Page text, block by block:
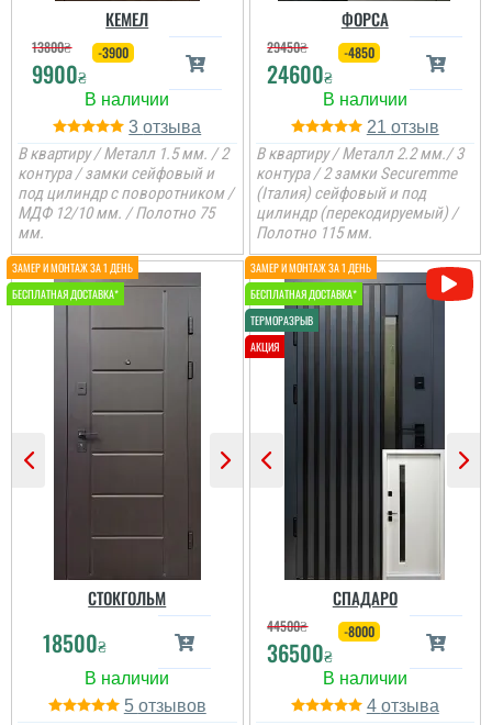
В магазині дуже великий
вибір і дуже
модель. Встановили
читати всі відгуки
Іван
Класний дизайн,надійне
дерев'яне покриття,
хороші замки і метал,
гарно утеплені, дякую за
допомогу у виборі
дверей, все дуже
КЕМЕЛ
13800₴
9900₴
-3900
3
В квартиру / Металл 1.5 мм. / 2
контура / замки сейфовый и
под цилиндр с поворотником /
МДФ 12/10 мм. / Полотно 75
мм.
ФОРСА
29450₴
24600₴
-4850
21
В квартиру / Металл 2.2 мм./ 3
контура / 2 замки Securemme
(Італия) сейфовый и под
цилиндр (перекодируемый) /
Полотно 115 мм.
СТОКГОЛЬМ
18500₴
5
СПАДАРО
44500₴
36500₴
-8000
4